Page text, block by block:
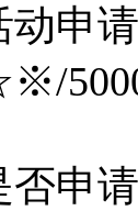
动申
否申